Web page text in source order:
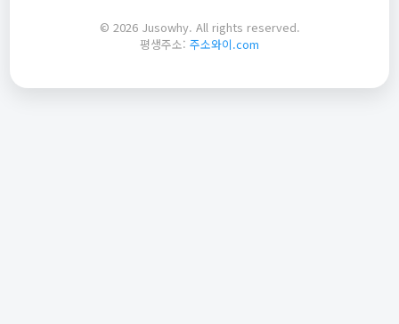
© 2026 Jusowhy. All rights reserved.
평생주소: 주소와이.com